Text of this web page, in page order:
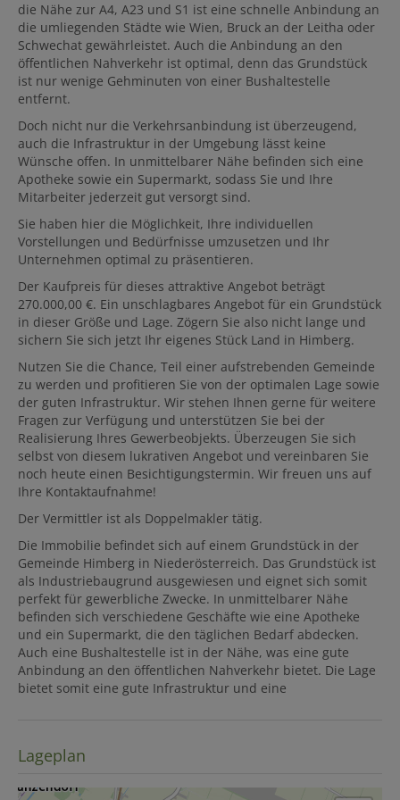
die Nähe zur A4, A23 und S1 ist eine schnelle Anbindung an
die umliegenden Städte wie Wien, Bruck an der Leitha oder
Schwechat gewährleistet. Auch die Anbindung an den
öffentlichen Nahverkehr ist optimal, denn das Grundstück
ist nur wenige Gehminuten von einer Bushaltestelle
entfernt.
Doch nicht nur die Verkehrsanbindung ist überzeugend,
auch die Infrastruktur in der Umgebung lässt keine
Wünsche offen. In unmittelbarer Nähe befinden sich eine
Apotheke sowie ein Supermarkt, sodass Sie und Ihre
Mitarbeiter jederzeit gut versorgt sind.
Sie haben hier die Möglichkeit, Ihre individuellen
Vorstellungen und Bedürfnisse umzusetzen und Ihr
Unternehmen optimal zu präsentieren.
Der Kaufpreis für dieses attraktive Angebot beträgt
270.000,00 €. Ein unschlagbares Angebot für ein Grundstück
in dieser Größe und Lage. Zögern Sie also nicht lange und
sichern Sie sich jetzt Ihr eigenes Stück Land in Himberg.
Nutzen Sie die Chance, Teil einer aufstrebenden Gemeinde
zu werden und profitieren Sie von der optimalen Lage sowie
der guten Infrastruktur. Wir stehen Ihnen gerne für weitere
Fragen zur Verfügung und unterstützen Sie bei der
Realisierung Ihres Gewerbeobjekts. Überzeugen Sie sich
selbst von diesem lukrativen Angebot und vereinbaren Sie
noch heute einen Besichtigungstermin. Wir freuen uns auf
Ihre Kontaktaufnahme!
Der Vermittler ist als Doppelmakler tätig.
Die Immobilie befindet sich auf einem Grundstück in der
Gemeinde Himberg in Niederösterreich. Das Grundstück ist
als Industriebaugrund ausgewiesen und eignet sich somit
perfekt für gewerbliche Zwecke. In unmittelbarer Nähe
befinden sich verschiedene Geschäfte wie eine Apotheke
und ein Supermarkt, die den täglichen Bedarf abdecken.
Auch eine Bushaltestelle ist in der Nähe, was eine gute
Anbindung an den öffentlichen Nahverkehr bietet. Die Lage
bietet somit eine gute Infrastruktur und eine
Lageplan